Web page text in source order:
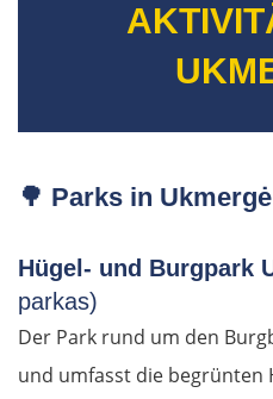
🌳 Parks in Ukmergė
Hügel- und Burgpark
parkas)
Der Park rund um den
und umfasst die begrünten